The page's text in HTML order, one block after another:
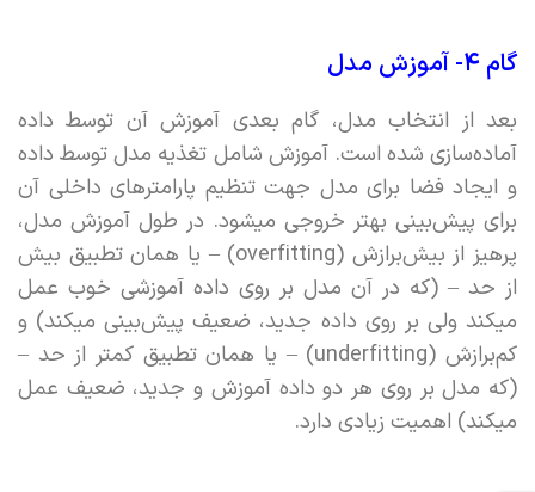
گام ۴- آموزش مدل
بعد از انتخاب مدل، گام بعدی آموزش آن توسط داده
آماده‌سازی شده است. آموزش شامل تغذیه مدل توسط داده
و ایجاد فضا برای مدل جهت تنظیم پارامترهای داخلی آن
برای پیش‌بینی بهتر خروجی میشود. در طول آموزش مدل،
پرهیز از بیش‌برازش (overfitting) – یا همان تطبیق بیش
از حد – (که در آن مدل بر روی داده آموزشی خوب عمل
میکند ولی بر روی داده جدید، ضعیف پیش‌بینی میکند) و
کم‌برازش (underfitting) – یا همان تطبیق کمتر از حد –
(که مدل بر روی هر دو داده آموزش و جدید،‌ ضعیف عمل
میکند) اهمیت زیادی دارد.